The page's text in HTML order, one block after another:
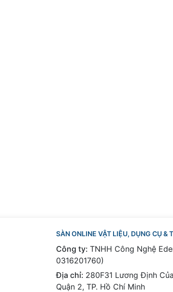
SÀN ONLINE VẬT LIỆU, DỤNG CỤ &
Công ty: TNHH Công Nghệ
0316201760)
Địa chỉ: 280F31 Lương Định
Quận 2, TP. Hồ Chí Minh